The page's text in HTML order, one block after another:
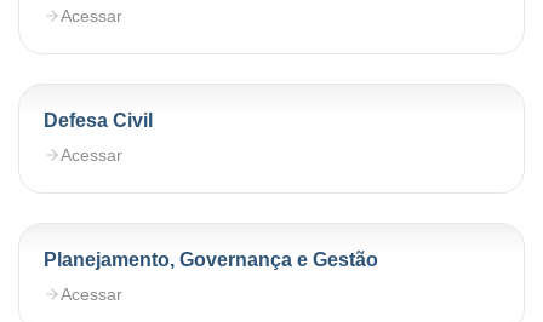
Acessar
Defesa Civil
Acessar
Planejamento, Governança e Gestão
Acessar